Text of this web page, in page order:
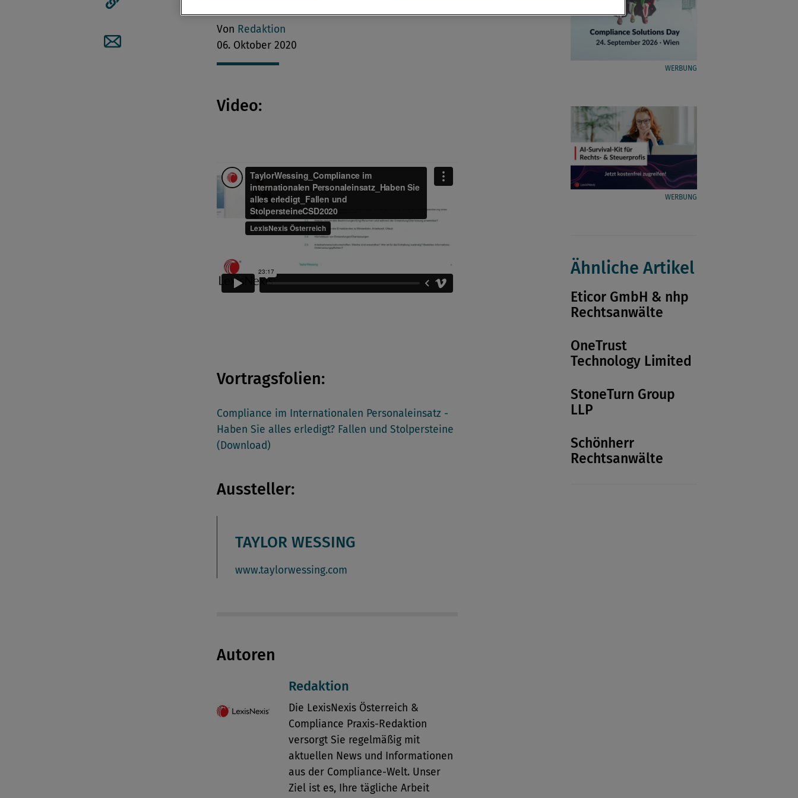
Artikellink kopieren
Artikel per Mail teilen
Von Redaktion
06. Oktober 2020
Video:
Vortragsfolien:
Compliance im Internationalen Personaleinsatz -
Haben Sie alles erledigt? Fallen und Stolpersteine
(Download)
Aussteller:
TAYLOR WESSING
www.taylorwessing.com
Autoren
Redaktion
Die LexisNexis Österreich &
Compliance Praxis-Redaktion
versorgt Sie regelmäßig mit
aktuellen News und Informationen
aus der Compliance-Welt. Unser
Ziel ist es, Ihre tägliche Arbeit
WERBUNG
WERBUNG
Ähnliche Artikel
Eticor GmbH & nhp
Rechtsanwälte
OneTrust
Technology Limited
StoneTurn Group
LLP
Schönherr
Rechtsanwälte